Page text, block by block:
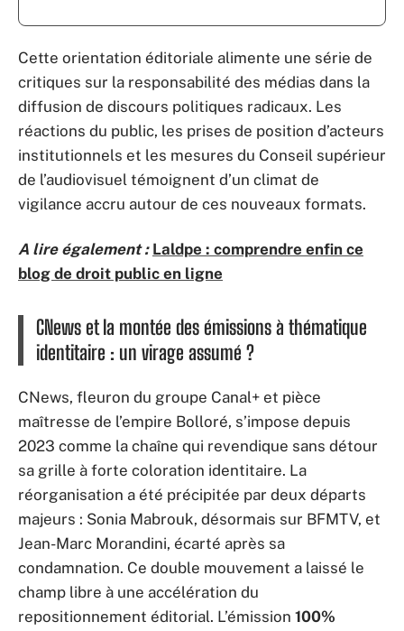
Cette orientation éditoriale alimente une série de
critiques sur la responsabilité des médias dans la
diffusion de discours politiques radicaux. Les
réactions du public, les prises de position d’acteurs
institutionnels et les mesures du Conseil supérieur
de l’audiovisuel témoignent d’un climat de
vigilance accru autour de ces nouveaux formats.
A lire également : Laldpe : comprendre enfin ce
blog de droit public en ligne
CNews et la montée des émissions à thématique
identitaire : un virage assumé ?
CNews, fleuron du groupe Canal+ et pièce
maîtresse de l’empire Bolloré, s’impose depuis
2023 comme la chaîne qui revendique sans détour
sa grille à forte coloration identitaire. La
réorganisation a été précipitée par deux départs
majeurs : Sonia Mabrouk, désormais sur BFMTV, et
Jean-Marc Morandini, écarté après sa
condamnation. Ce double mouvement a laissé le
champ libre à une accélération du
repositionnement éditorial. L’émission 100%